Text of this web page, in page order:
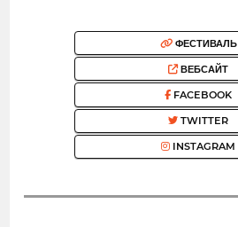
ФЕСТИВАЛЬ
ВЕБСАЙТ
FACEBOOK
TWITTER
INSTAGRAM